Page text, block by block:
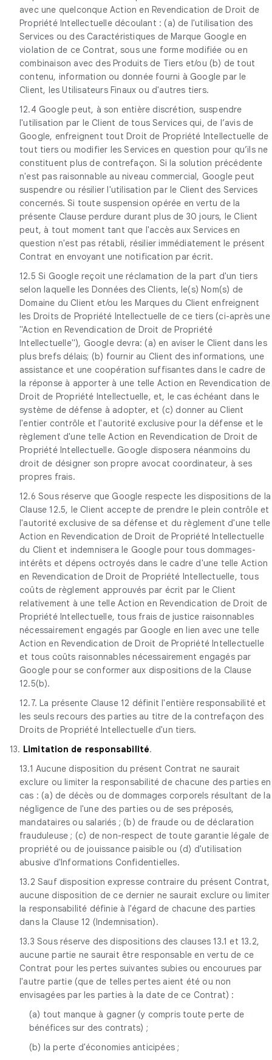
avec une quelconque Action en Revendication de Droit de
Propriété Intellectuelle découlant : (a) de l'utilisation des
Services ou des Caractéristiques de Marque Google en
violation de ce Contrat, sous une forme modifiée ou en
combinaison avec des Produits de Tiers et/ou (b) de tout
contenu, information ou donnée fourni à Google par le
Client, les Utilisateurs Finaux ou d'autres tiers.
12.4 Google peut, à son entière discrétion, suspendre
l'utilisation par le Client de tous Services qui, de l’avis de
Google, enfreignent tout Droit de Propriété Intellectuelle de
tout tiers ou modifier les Services en question pour qu’ils ne
constituent plus de contrefaçon. Si la solution précédente
n'est pas raisonnable au niveau commercial, Google peut
suspendre ou résilier l'utilisation par le Client des Services
concernés. Si toute suspension opérée en vertu de la
présente Clause perdure durant plus de 30 jours, le Client
peut, à tout moment tant que l'accès aux Services en
question n'est pas rétabli, résilier immédiatement le présent
Contrat en envoyant une notification par écrit.
12.5 Si Google reçoit une réclamation de la part d'un tiers
selon laquelle les Données des Clients, le(s) Nom(s) de
Domaine du Client et/ou les Marques du Client enfreignent
les Droits de Propriété Intellectuelle de ce tiers (ci-après une
"Action en Revendication de Droit de Propriété
Intellectuelle"), Google devra: (a) en aviser le Client dans les
plus brefs délais; (b) fournir au Client des informations, une
assistance et une coopération suffisantes dans le cadre de
la réponse à apporter à une telle Action en Revendication de
Droit de Propriété Intellectuelle, et, le cas échéant dans le
système de défense à adopter, et (c) donner au Client
l'entier contrôle et l'autorité exclusive pour la défense et le
règlement d'une telle Action en Revendication de Droit de
Propriété Intellectuelle. Google disposera néanmoins du
droit de désigner son propre avocat coordinateur, à ses
propres frais.
12.6 Sous réserve que Google respecte les dispositions de la
Clause 12.5, le Client accepte de prendre le plein contrôle et
l'autorité exclusive de sa défense et du règlement d'une telle
Action en Revendication de Droit de Propriété Intellectuelle
du Client et indemnisera le Google pour tous dommages-
intérêts et dépens octroyés dans le cadre d'une telle Action
en Revendication de Droit de Propriété Intellectuelle, tous
coûts de règlement approuvés par écrit par le Client
relativement à une telle Action en Revendication de Droit de
Propriété Intellectuelle, tous frais de justice raisonnables
nécessairement engagés par Google en lien avec une telle
Action en Revendication de Droit de Propriété Intellectuelle
et tous coûts raisonnables nécessairement engagés par
Google pour se conformer aux dispositions de la Clause
12.5(b).
12.7. La présente Clause 12 définit l'entière responsabilité et
les seuls recours des parties au titre de la contrefaçon des
Droits de Propriété Intellectuelle d'un tiers.
13. Limitation de responsabilité.
13.1 Aucune disposition du présent Contrat ne saurait
exclure ou limiter la responsabilité de chacune des parties en
cas : (a) de décès ou de dommages corporels résultant de la
négligence de l'une des parties ou de ses préposés,
mandataires ou salariés ; (b) de fraude ou de déclaration
frauduleuse ; (c) de non-respect de toute garantie légale de
propriété ou de jouissance paisible ou (d) d'utilisation
abusive d'Informations Confidentielles.
13.2 Sauf disposition expresse contraire du présent Contrat,
aucune disposition de ce dernier ne saurait exclure ou limiter
la responsabilité définie à l'égard de chacune des parties
dans la Clause 12 (Indemnisation).
13.3 Sous réserve des dispositions des clauses 13.1 et 13.2,
aucune partie ne saurait être responsable en vertu de ce
Contrat pour les pertes suivantes subies ou encourues par
l'autre partie (que de telles pertes aient été ou non
envisagées par les parties à la date de ce Contrat) :
(a) tout manque à gagner (y compris toute perte de
bénéfices sur des contrats) ;
(b) la perte d'économies anticipées ;